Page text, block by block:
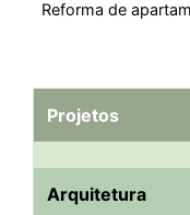
Reforma de
Projetos
Arquitetura